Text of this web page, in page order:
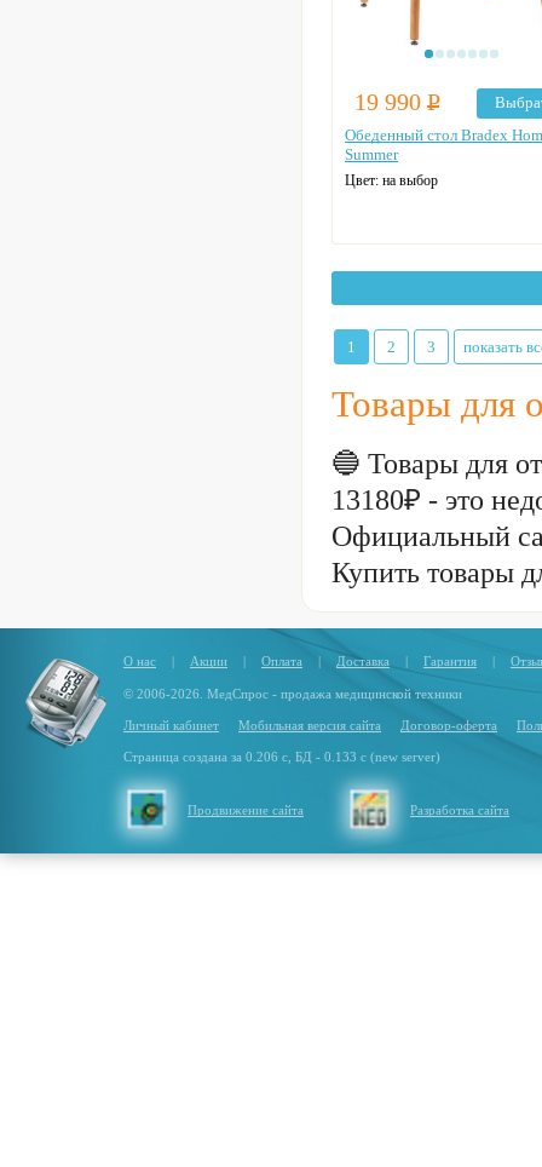
19 990 Р
Обеденный стол Bradex
Summer
Цвет: на выбор
1 2 3 показать
Товары для
🔵 Товары для
13180₽ - это
Официальный
Купить товары
О нас | Акции | Оплата | Доставка | Гарантия |
© 2006-2026. МедСпрос - продажа медицинской техники
Личный кабинет Мобильная версия сайта Договор-оферта
Страница создана за 0.206 с, БД - 0.133 с (new server)
Продвижение сайта Разработка сайта